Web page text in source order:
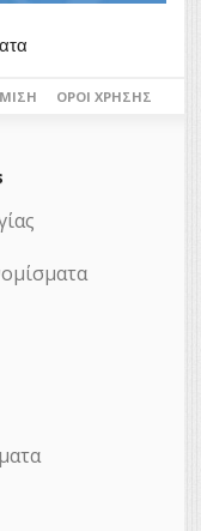
ΌΡΟΙ ΧΡΉΣΗΣ